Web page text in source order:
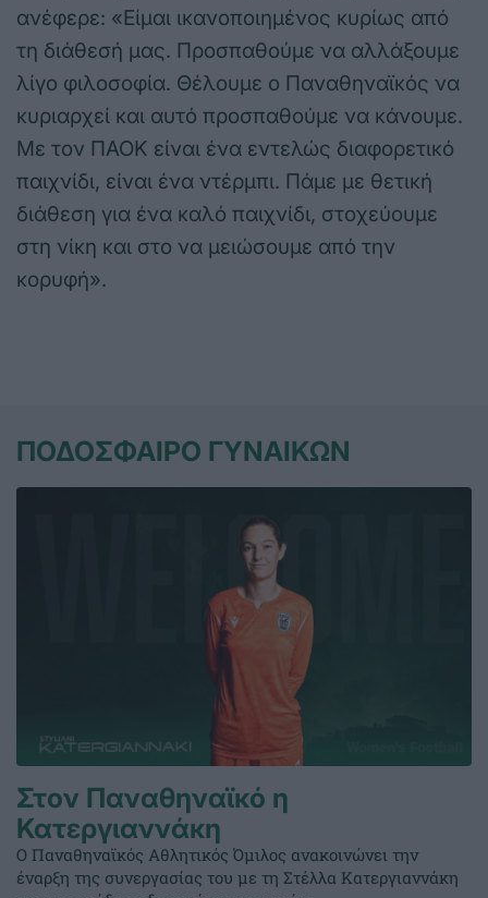
ανέφερε: «Είμαι ικανοποιημένος κυρίως από
τη διάθεσή μας. Προσπαθούμε να αλλάξουμε
λίγο φιλοσοφία. Θέλουμε ο Παναθηναϊκός να
κυριαρχεί και αυτό προσπαθούμε να κάνουμε.
Με τον ΠΑΟΚ είναι ένα εντελώς διαφορετικό
παιχνίδι, είναι ένα ντέρμπι. Πάμε με θετική
διάθεση για ένα καλό παιχνίδι, στοχεύουμε
στη νίκη και στο να μειώσουμε από την
κορυφή».
ΠΟΔΟΣΦΑΙΡΟ ΓΥΝΑΙΚΩΝ
Στον Παναθηναϊκό η
Κατεργιαννάκη
Ο Παναθηναϊκός Αθλητικός Όμιλος ανακοινώνει την
έναρξη της συνεργασίας του με τη Στέλλα Κατεργιαννάκη